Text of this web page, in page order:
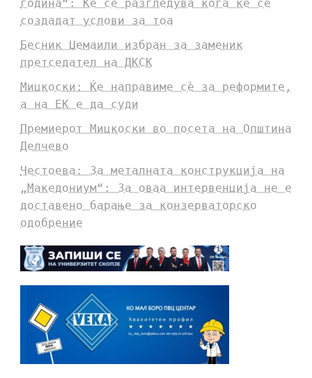
година“: Ќе се разгледува кога ќе се
создадат услови за тоа
Бесник Џемаили избран за заменик
претседател на ДКСК
Мицкоски: Ќе направиме сè за реформите,
а на ЕК е да суди
Премиерот Мицкоски во посета на Општина
Делчево
Честоева: За металната конструкција на
„Македониум“: За оваа интервенција не е
доставено барање за конзерваторско
одобрение